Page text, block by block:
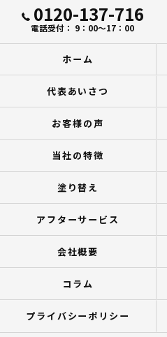
0120-137-716
電話受付： 9：00～17：00
ホーム
代表あいさつ
お客様の声
当社の特徴
塗り替え
アフターサービス
会社概要
コラム
プライバシーポリシー